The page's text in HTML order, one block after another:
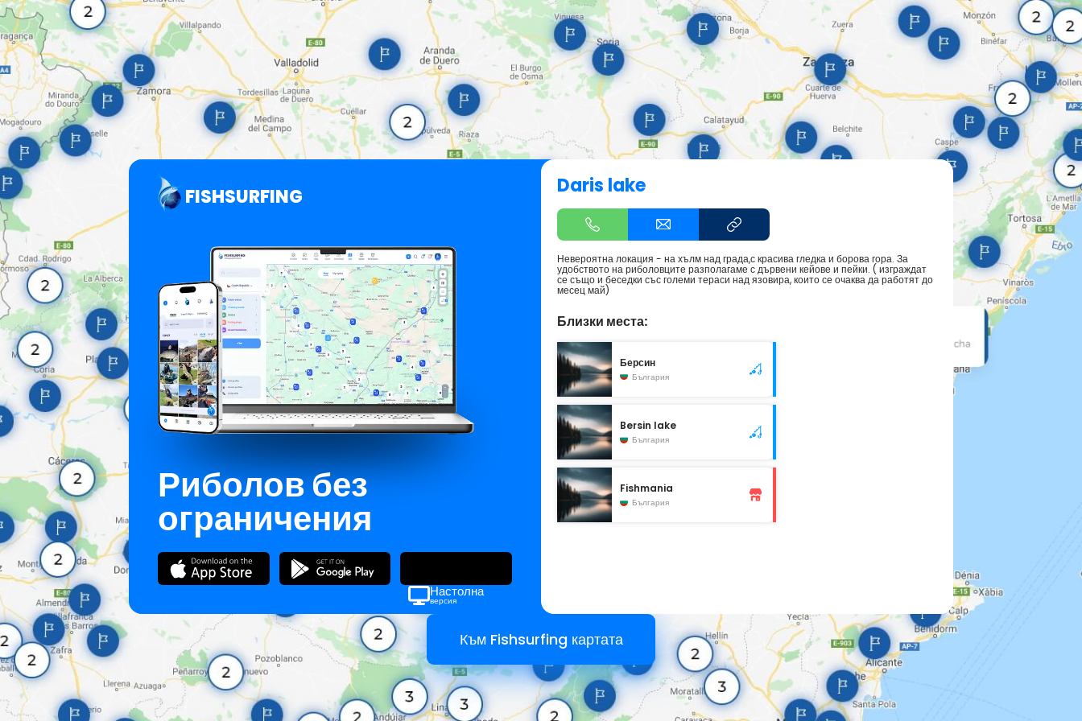
FISHSURFING
Риболов без
ограничения
Настолна
версия
Daris lake
Невероятна локация - на хълм над града,с красива гледка и борова гора. За
удобството на риболовците разполагаме с дървени кейове и пейки. ( изграждат
се също и беседки със големи тераси над язовира, които се очаква да работят до
месец май)
Близки места:
Берсин
България
Bersin lake
България
Fishmania
България
Към Fishsurfing картата